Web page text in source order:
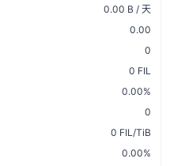
0.00 B / 天
0.00
0
0 FIL
0.00%
0
0 FIL/TiB
0.00%